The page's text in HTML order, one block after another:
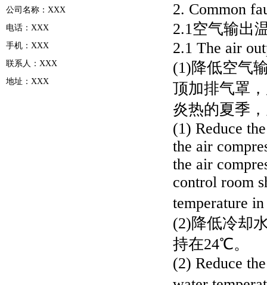
公司名称：XXX
电话：XXX
手机：XXX
联系人：XXX
地址：XXX
2. Common
2.1空气输出
2.1 The air
(1)降低空气
顶加排气罩
炎热的夏季
(1) Reduce
the air
the air
control room
temperature
(2)降低冷却
持在24℃。
(2) Reduce